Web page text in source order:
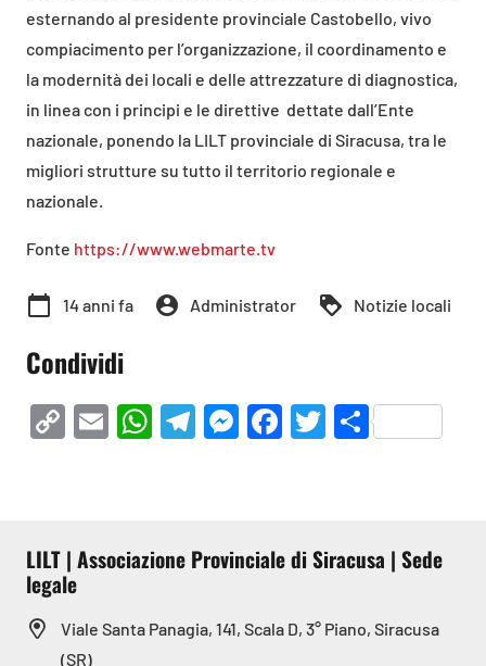
esternando al presidente provinciale Castobello, vivo
compiacimento per l’organizzazione, il coordinamento e
la modernità dei locali e delle attrezzature di diagnostica,
in linea con i principi e le direttive dettate dall’Ente
nazionale, ponendo la LILT provinciale di Siracusa, tra le
migliori strutture su tutto il territorio regionale e
nazionale.
Fonte https://www.webmarte.tv
calendar_today 14 anni fa account_circle Administrator loyalty Notizie locali
Condividi
CopyEmailWhatsApp
Telegram
Messenger
Facebook
Twitter
LILT | Associazione Provinciale di Siracusa | Sede
legale
Viale Santa Panagia, 141, Scala D, 3° Piano, Siracusa
(SR)